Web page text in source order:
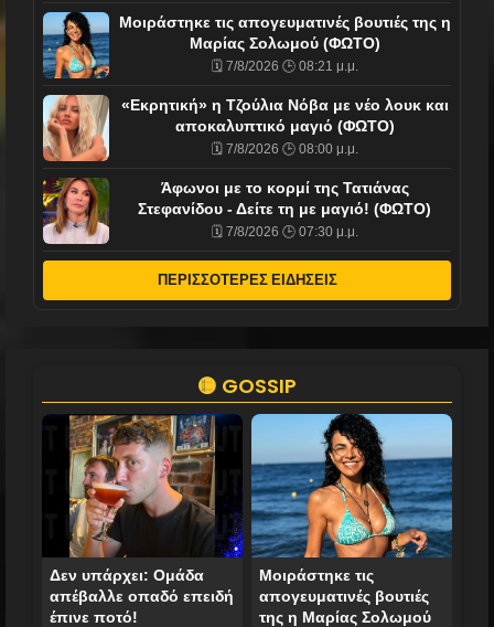
Mοιράστηκε τις απογευματινές βουτιές της η
Μαρίας Σολωμού (ΦΩΤΟ)
🗓️ 7/8/2026 🕒 08:21 μ.μ.
«Εκρητική» η Τζούλια Νόβα με νέο λουκ και
αποκαλυπτικό μαγιό (ΦΩΤΟ)
🗓️ 7/8/2026 🕒 08:00 μ.μ.
Άφωνοι με το κορμί της Τατιάνας
Στεφανίδου - Δείτε τη με μαγιό! (ΦΩΤΟ)
🗓️ 7/8/2026 🕒 07:30 μ.μ.
ΠΕΡΙΣΣΟΤΕΡΕΣ ΕΙΔΗΣΕΙΣ
🟡 GOSSIP
Δεν υπάρχει: Ομάδα
απέβαλλε οπαδό επειδή
έπινε ποτό!
Mοιράστηκε τις
απογευματινές βουτιές
της η Μαρίας Σολωμού